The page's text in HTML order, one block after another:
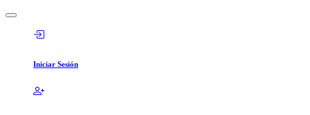
Iniciar Sesión